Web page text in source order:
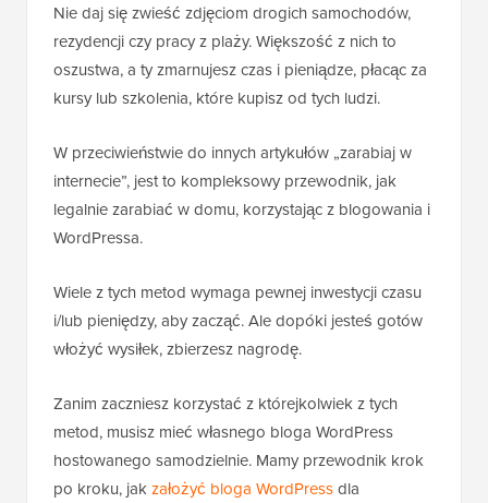
Nie daj się zwieść zdjęciom drogich samochodów,
rezydencji czy pracy z plaży. Większość z nich to
oszustwa, a ty zmarnujesz czas i pieniądze, płacąc za
kursy lub szkolenia, które kupisz od tych ludzi.
W przeciwieństwie do innych artykułów „zarabiaj w
internecie”, jest to kompleksowy przewodnik, jak
legalnie zarabiać w domu, korzystając z blogowania i
WordPressa.
Wiele z tych metod wymaga pewnej inwestycji czasu
i/lub pieniędzy, aby zacząć. Ale dopóki jesteś gotów
włożyć wysiłek, zbierzesz nagrodę.
Zanim zaczniesz korzystać z którejkolwiek z tych
metod, musisz mieć własnego bloga WordPress
hostowanego samodzielnie. Mamy przewodnik krok
po kroku, jakzałożyć bloga WordPressdla